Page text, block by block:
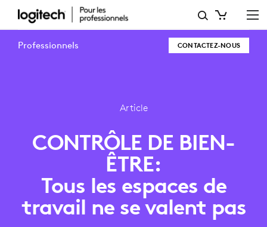
BILAN
BIEN-
SE
Professionnels CONTACTEZ-NOUS
Article
CONTRÔLE DE BIEN-
ÊTRE:
Tous les espaces de
travail ne se valent pas